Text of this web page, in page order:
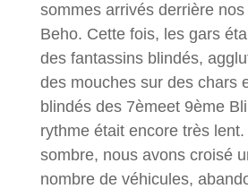
sommes arrivés derrière
Beho. Cette fois, les gars
des fantassins blindés,
des mouches sur des chars
blindés des 7èmeet 9ème
rythme était encore très
sombre, nous avons croisé
nombre de véhicules,